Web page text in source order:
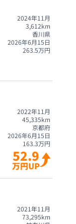
2024年11月
3,612km
香川県
2026年6月15日
263.5万円
2022年11月
45,335km
京都府
2026年6月15日
163.3万円
52.9
万円UP
2021年11月
73,295km